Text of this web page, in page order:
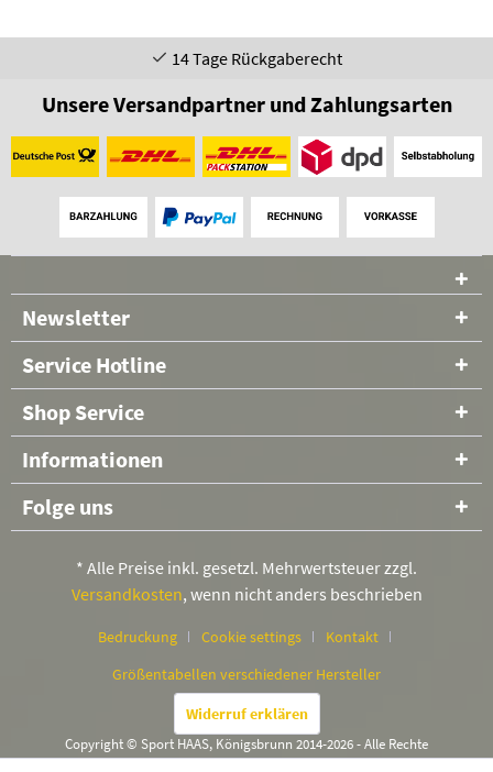
14 Tage Rückgaberecht
Unsere Versandpartner und Zahlungsarten
Newsletter
Service Hotline
Shop Service
Informationen
Folge uns
* Alle Preise inkl. gesetzl. Mehrwertsteuer zzgl.
Versandkosten, wenn nicht anders beschrieben
Bedruckung Cookie settings
Kontakt
Größentabellen verschiedener Hersteller
Widerruf erklären
Copyright © Sport HAAS, Königsbrunn 2014-2026 - Alle Rechte
vorbehalten